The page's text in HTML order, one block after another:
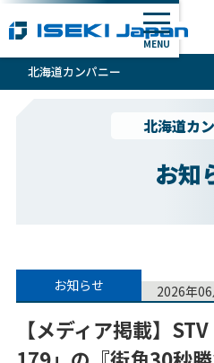
MENU
北海道カ
お知
北海道カンパニー
お知らせ 2026年
【メディア掲載】